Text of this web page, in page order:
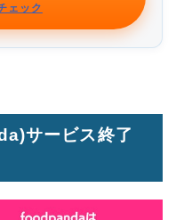
ェック
サービス終了